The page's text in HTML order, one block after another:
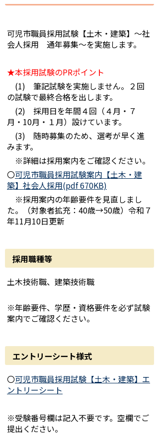
可児市職員採用試験【土木・建築】～社
会人採用 通年募集～を実施します。
★本採用試験のPRポイント
(1) 筆記試験を実施しません。２回
の試験で最終合格を出します。
(2) 採用日を年間４回（４月・７
月・10月・１月）設けています。
(3) 随時募集のため、選考が早く進
みます。
※詳細は採用案内をご確認ください。
〇可児市職員採用試験案内【土木・建
築】社会人採用(pdf 670KB)
※採用案内の年齢要件を見直しまし
た。（対象者拡充：40歳→50歳）令和７
年11月10日更新
採用職種等
土木技術職、建築技術職
※年齢要件、学歴・資格要件を必ず試験
案内でご確認ください。
エントリーシート様式
〇可児市職員採用試験【土木・建築】エ
ントリーシート
※受験番号欄は記入不要です。空欄でご
提出ください。